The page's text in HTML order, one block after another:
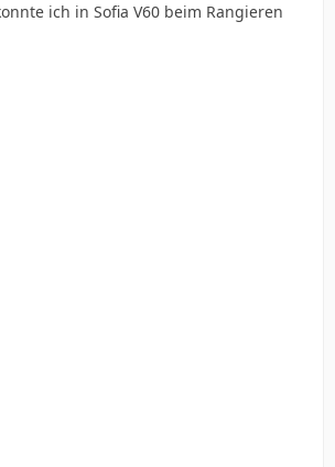
ich in Sofia V60 beim Rangieren